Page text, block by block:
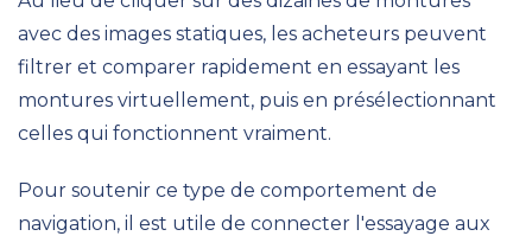
avec des images statiques, les acheteurs peuvent
filtrer et comparer rapidement en essayant les
montures virtuellement, puis en présélectionnant
celles qui fonctionnent vraiment.
Pour soutenir ce type de comportement de
navigation, il est utile de connecter l'essayage aux